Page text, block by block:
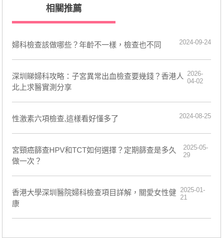
相關推薦
婦科檢查該做哪些？年齡不一樣，檢查也不同 2024-09-24
深圳睇婦科攻略：子宮異常出血檢查要幾錢？香港人
北上求醫實測分享
2026-
04-02
​性激素六項檢查,這樣看好懂多了 2024-08-25
宮頸癌篩查HPV和TCT如何選擇？定期篩查是多久
做一次？
2025-05-
29
香港大學深圳醫院婦科檢查項目詳解，關愛女性健
康
2025-01-
21